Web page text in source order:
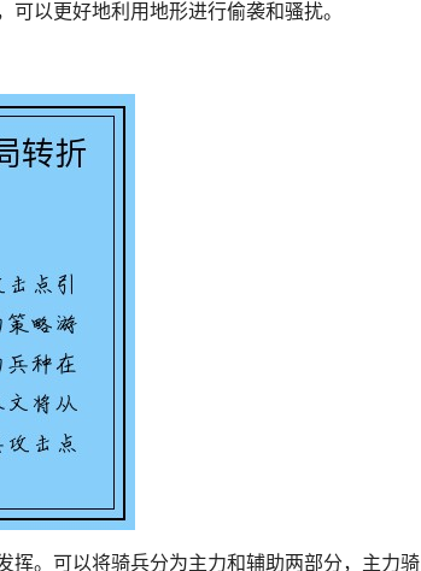
以更好地利用地形进行偷袭和骚扰。
挥。可以将骑兵分为主力和辅助两部分，主力骑